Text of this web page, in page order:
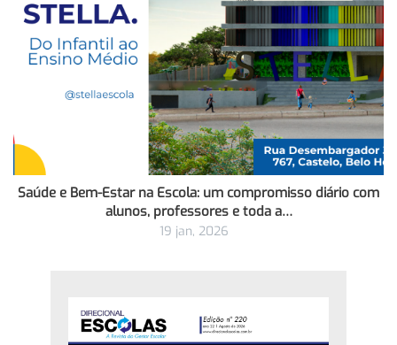
Saúde e Bem-Estar na Escola: um compromisso diário com
alunos, professores e toda a…
19 jan, 2026